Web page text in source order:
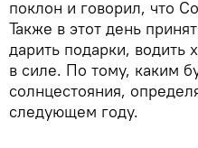
поклон и говорил, что
Также в этот день
дарить подарки, водить
в силе. По тому, каким
солнцестояния,
следующем году.